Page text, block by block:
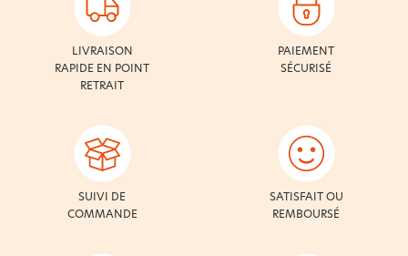
LIVRAISON
RAPIDE EN POINT
RETRAIT
PAIEMENT
SÉCURISÉ
SUIVI DE
COMMANDE
SATISFAIT OU
REMBOURSÉ